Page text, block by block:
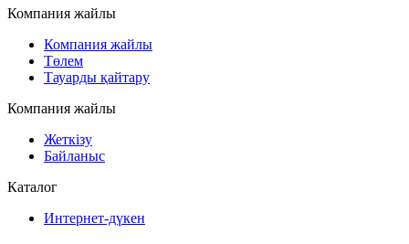
Компания жайлы
Компания жайлы
Төлем
Тауарды қайтару
Компания жайлы
Жеткізу
Байланыс
Каталог
Интернет-дүкен